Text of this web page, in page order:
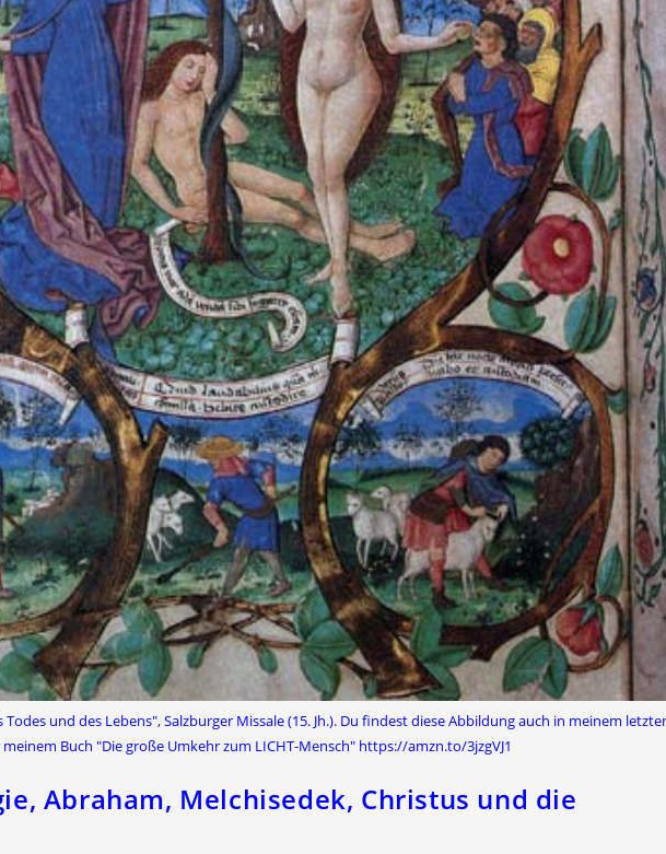
und des Lebens", Salzburger Missale (15. Jh.). Du findest diese Abbildung auch in meinem
meinem Buch "Die große Umkehr zum LICHT-Mensch" https://amzn.to/3jzgVJ1
Abraham, Melchisedek, Christus und die